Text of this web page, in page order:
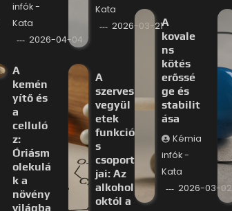
infók -
Kata
2026-04-04
Kata
2026-03-21
A
kemén
yítő és
a
celluló
z:
Óriásm
olekulá
k a
növény
világba
A
szerves
vegyül
etek
funkció
s
csoport
jai: Az
alkohol
októl a
A
kovale
ns
kötés
erőssé
ge és
stabilit
ása
Kémia
infók -
Kata
2026-03-02